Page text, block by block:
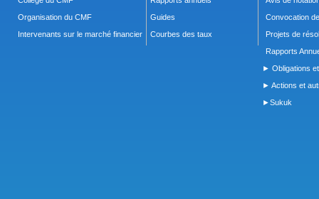
Organisation du CMF
Intervenants sur le marché financier
Guides
Courbes des taux
Convocation
Projets de
Rapports
► Obligations
► Actions et
►Sukuk